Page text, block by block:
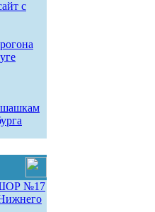
с
шашкам
№17